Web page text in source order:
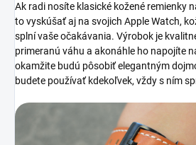
Ak radi nosíte klasické kožené remienky
to vyskúšať aj na svojich Apple Watch,
splní vaše očakávania. Výrobok je
primeranú váhu a akonáhle ho napojíte
okamžite budú pôsobiť elegantným
budete používať kdekoľvek, vždy s ním